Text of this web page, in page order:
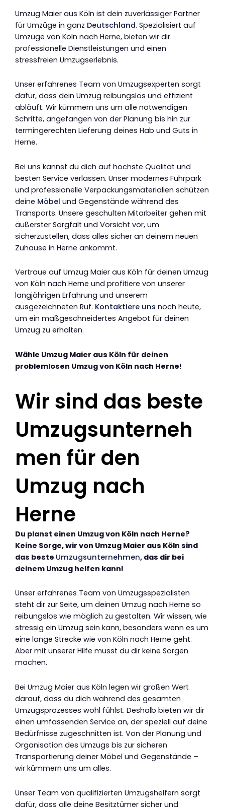
Umzug Maier aus Köln ist dein zuverlässiger Partner
für Umzüge in ganz Deutschland. Spezialisiert auf
Umzüge von Köln nach Herne, bieten wir dir
professionelle Dienstleistungen und einen
stressfreien Umzugserlebnis.
Unser erfahrenes Team von Umzugsexperten sorgt
dafür, dass dein Umzug reibungslos und effizient
abläuft. Wir kümmern uns um alle notwendigen
Schritte, angefangen von der Planung bis hin zur
termingerechten Lieferung deines Hab und Guts in
Herne.
Bei uns kannst du dich auf höchste Qualität und
besten Service verlassen. Unser modernes Fuhrpark
und professionelle Verpackungsmaterialien schützen
deine Möbel und Gegenstände während des
Transports. Unsere geschulten Mitarbeiter gehen mit
äußerster Sorgfalt und Vorsicht vor, um
sicherzustellen, dass alles sicher an deinem neuen
Zuhause in Herne ankommt.
Vertraue auf Umzug Maier aus Köln für deinen Umzug
von Köln nach Herne und profitiere von unserer
langjährigen Erfahrung und unserem
ausgezeichneten Ruf. Kontaktiere uns noch heute,
um ein maßgeschneidertes Angebot für deinen
Umzug zu erhalten.
Wähle Umzug Maier aus Köln für deinen
problemlosen Umzug von Köln nach Herne!
Wir sind das beste
Umzugsunterneh
men für den
Umzug nach
Herne
Du planst einen Umzug von Köln nach Herne?
Keine Sorge, wir von Umzug Maier aus Köln sind
das beste Umzugsunternehmen, das dir bei
deinem Umzug helfen kann!
Unser erfahrenes Team von Umzugsspezialisten
steht dir zur Seite, um deinen Umzug nach Herne so
reibungslos wie möglich zu gestalten. Wir wissen, wie
stressig ein Umzug sein kann, besonders wenn es um
eine lange Strecke wie von Köln nach Herne geht.
Aber mit unserer Hilfe musst du dir keine Sorgen
machen.
Bei Umzug Maier aus Köln legen wir großen Wert
darauf, dass du dich während des gesamten
Umzugsprozesses wohl fühlst. Deshalb bieten wir dir
einen umfassenden Service an, der speziell auf deine
Bedürfnisse zugeschnitten ist. Von der Planung und
Organisation des Umzugs bis zur sicheren
Transportierung deiner Möbel und Gegenstände –
wir kümmern uns um alles.
Unser Team von qualifizierten Umzugshelfern sorgt
dafür, dass alle deine Besitztümer sicher und